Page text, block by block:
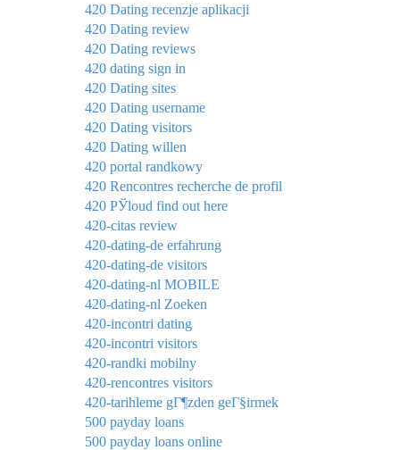
420 Dating recenzje aplikacji
420 Dating review
420 Dating reviews
420 dating sign in
420 Dating sites
420 Dating username
420 Dating visitors
420 Dating willen
420 portal randkowy
420 Rencontres recherche de profil
420 РЎloud find out here
420-citas review
420-dating-de erfahrung
420-dating-de visitors
420-dating-nl MOBILE
420-dating-nl Zoeken
420-incontri dating
420-incontri visitors
420-randki mobilny
420-rencontres visitors
420-tarihleme gГ¶zden geГ§irmek
500 payday loans
500 payday loans online